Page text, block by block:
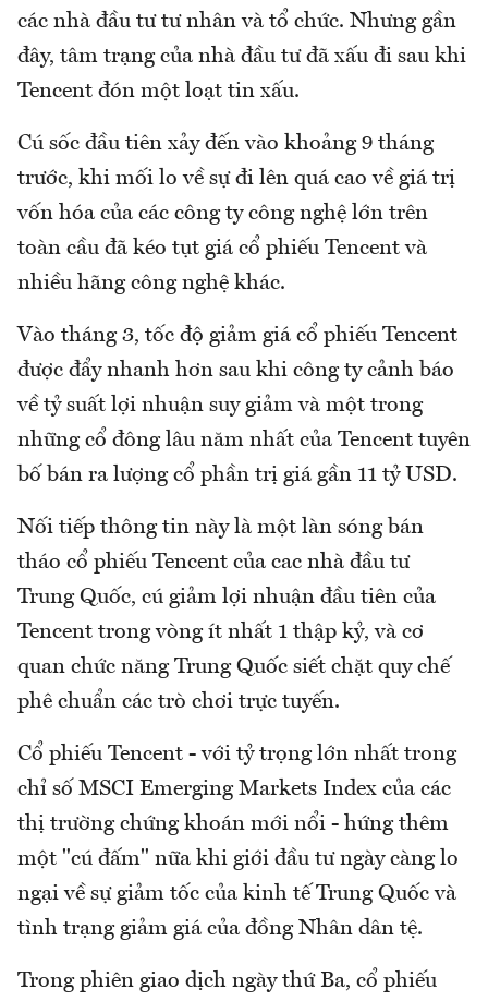
các nhà đầu tư tư nhân và tổ chức. Nhưng gần
đây, tâm trạng của nhà đầu tư đã xấu đi sau khi
Tencent đón một loạt tin xấu.
Cú sốc đầu tiên xảy đến vào khoảng 9 tháng
trước, khi mối lo về sự đi lên quá cao về giá trị
vốn hóa của các công ty công nghệ lớn trên
toàn cầu đã kéo tụt giá cổ phiếu Tencent và
nhiều hãng công nghệ khác.
Vào tháng 3, tốc độ giảm giá cổ phiếu Tencent
được đẩy nhanh hơn sau khi công ty cảnh báo
về tỷ suất lợi nhuận suy giảm và một trong
những cổ đông lâu năm nhất của Tencent tuyên
bố bán ra lượng cổ phần trị giá gần 11 tỷ USD.
Nối tiếp thông tin này là một làn sóng bán
tháo cổ phiếu Tencent của cac nhà đầu tư
Trung Quốc, cú giảm lợi nhuận đầu tiên của
Tencent trong vòng ít nhất 1 thập kỷ, và cơ
quan chức năng Trung Quốc siết chặt quy chế
phê chuẩn các trò chơi trực tuyến.
Cổ phiếu Tencent - với tỷ trọng lớn nhất trong
chỉ số MSCI Emerging Markets Index của các
thị trường chứng khoán mới nổi - hứng thêm
một "cú đấm" nữa khi giới đầu tư ngày càng lo
ngại về sự giảm tốc của kinh tế Trung Quốc và
tình trạng giảm giá của đồng Nhân dân tệ.
Trong phiên giao dịch ngày thứ Ba, cổ phiếu